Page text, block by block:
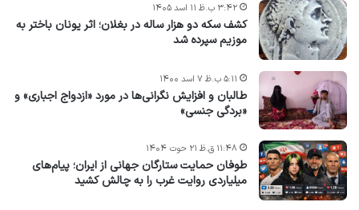
کشف سکه دو هزار ساله در بغلان؛ اثر یونان باختر به
موزیم سپرده شد
۳:۴۲ ب.ظ ۱۱ اسد ۱۴۰۵
طالبان و افزایش نگرانی‌ها در مورد «ازدواج اجباری» و
«بردگی جنسی»
۵:۱۱ ب.ظ ۷ اسد ۱۴۰۰
طوفان حمایت ستارگان جهانی از ایران؛ پیام‌های
میلیاردی روایت غرب را به چالش کشید
۱۱:۴۸ ق.ظ ۲۱ حوت ۱۴۰۴